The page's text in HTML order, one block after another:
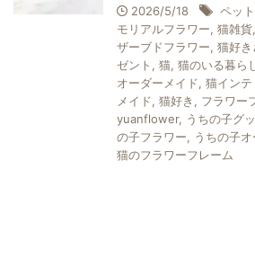
2026/5/18 ペッ
モリアルフラワー, 猫雑貨,
ザーブドフラワー, 猫好
ゼント , 猫, 猫のいる暮ら
オーダーメイド, 猫インテ
メイド, 猫好き , フラワー
yuanflower, うちの子グ
の子フラワー, うちの子
猫のフラワーフレーム